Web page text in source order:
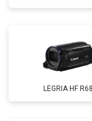
LEGRIA HF R68